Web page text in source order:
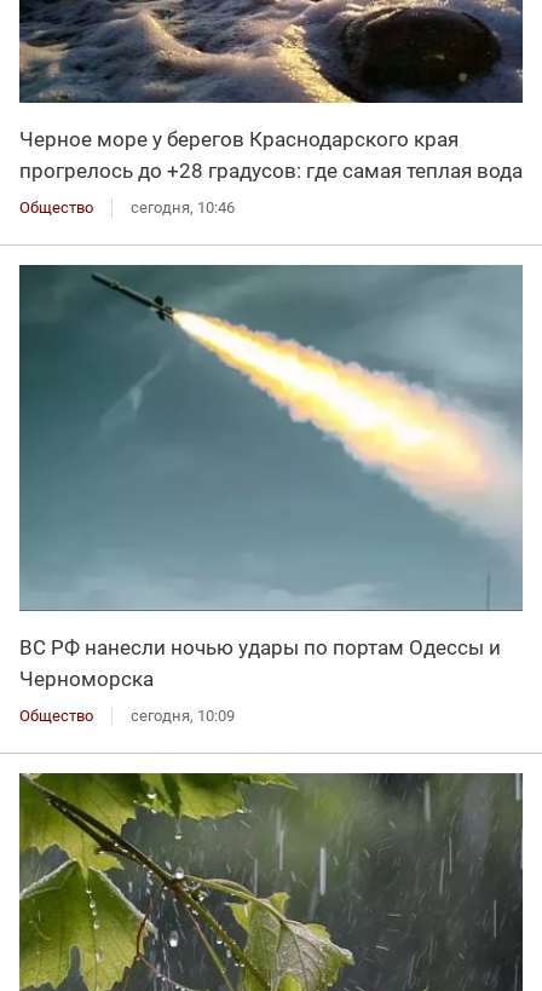
Черное море у берегов Краснодарского края
прогрелось до +28 градусов: где самая теплая вода
Общество сегодня, 10:46
ВС РФ нанесли ночью удары по портам Одессы и
Черноморска
Общество сегодня, 10:09